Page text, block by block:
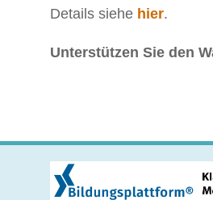
Details siehe hier.
Unterstützen Sie den